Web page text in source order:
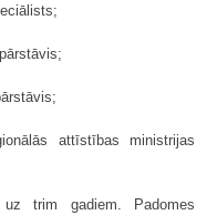
attīstības ministrijas
trim gadiem. Padomes